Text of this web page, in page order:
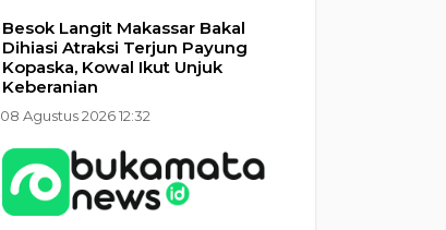
Besok Langit Makassar Bakal
Dihiasi Atraksi Terjun Payung
Kopaska, Kowal Ikut Unjuk
Keberanian
08 Agustus 2026 12:32